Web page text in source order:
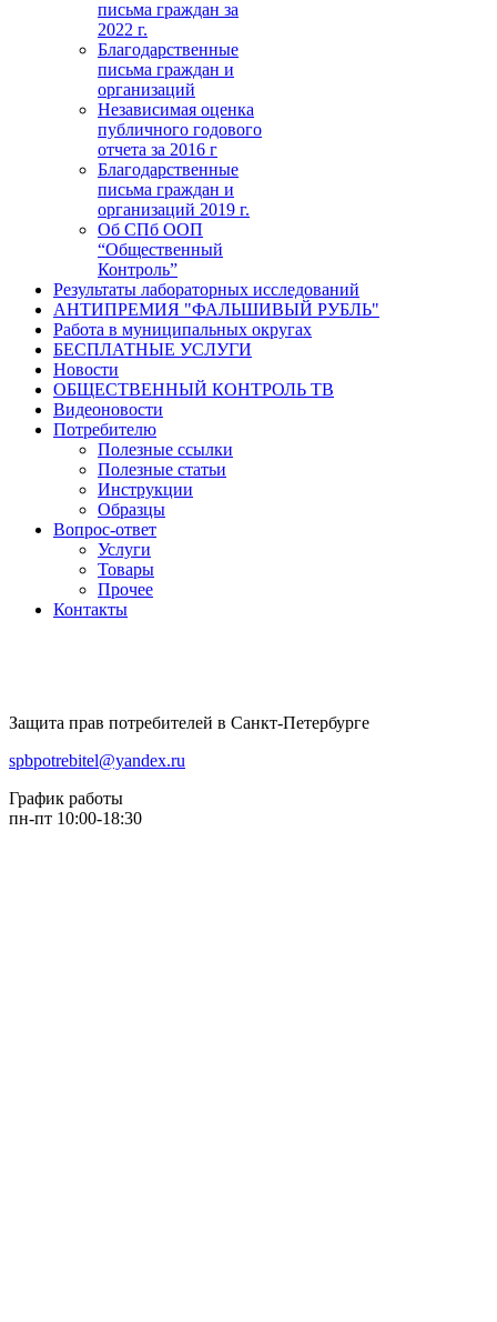
письма граждан за
2022 г.
Благодарственные
письма граждан и
организаций
Независимая оценка
публичного годового
отчета за 2016 г
Благодарственные
письма граждан и
организаций 2019 г.
Об СПб ООП
“Общественный
Контроль”
Результаты лабораторных исследований
АНТИПРЕМИЯ "ФАЛЬШИВЫЙ РУБЛЬ"
Работа в муниципальных округах
БЕСПЛАТНЫЕ УСЛУГИ
Новости
ОБЩЕСТВЕННЫЙ КОНТРОЛЬ ТВ
Видеоновости
Потребителю
Полезные ссылки
Полезные статьи
Инструкции
Образцы
Вопрос-ответ
Услуги
Товары
Прочее
Контакты
Защита прав потребителей в Санкт-Петербурге
spbpotrebitel@yandex.ru
График работы
пн-пт 10:00-18:30